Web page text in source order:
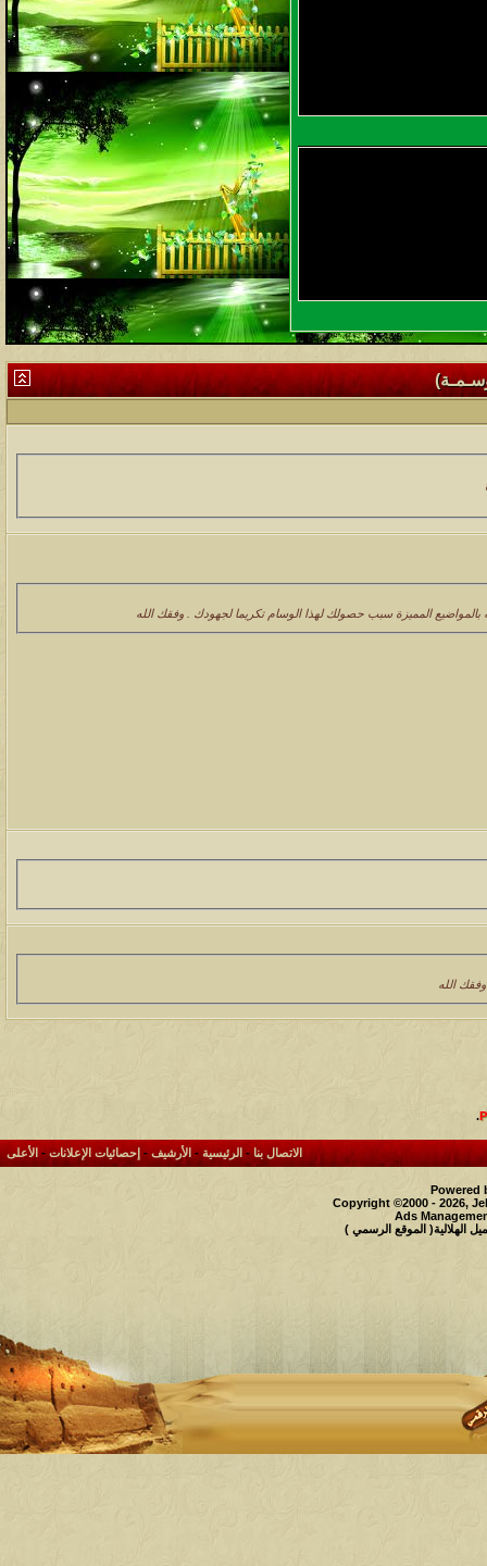
المميزة سبب حصولك لهذا الوسام تكريما لجهودك . وفقك الله
الله
.
الاتصال بنا- الرئيسية- الأرشيف - إحصائيات الإعلانات- الأعلى
Powered
Copyright ©2000 - 2026,
Ads
الهلالية( الموقع الرسمي )